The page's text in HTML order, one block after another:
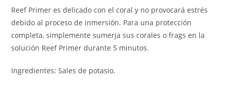
Reef Primer es delicado con el coral y no provocará estrés
debido al proceso de inmersión. Para una protección
completa, simplemente sumerja sus corales o frags en la
solución Reef Primer durante 5 minutos.
Ingredientes: Sales de potasio.